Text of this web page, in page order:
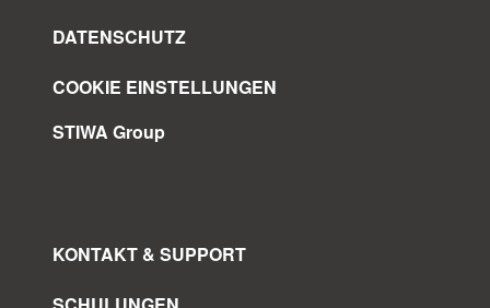
DATENSCHUTZ
COOKIE EINSTELLUNGEN
STIWA Group
KONTAKT & SUPPORT